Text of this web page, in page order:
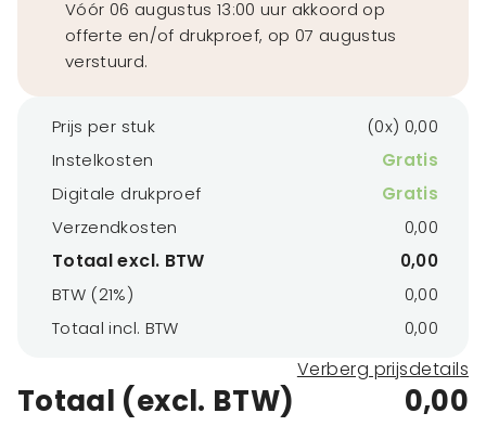
Vóór 06 augustus 13:00 uur akkoord op
offerte en/of drukproef, op 07 augustus
verstuurd.
Prijs per stuk
(0x) 0,00
Instelkosten
Gratis
Digitale drukproef
Gratis
Verzendkosten
0,00
Totaal excl. BTW
0,00
BTW (21%)
0,00
Totaal incl. BTW
0,00
Verberg prijsdetails
Totaal (excl. BTW) 0,00